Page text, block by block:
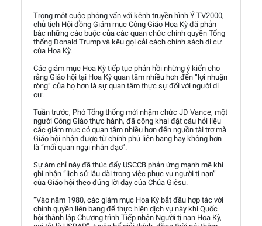
Trong một cuộc phỏng vấn với kênh truyền hình Ý TV2000,
chủ tịch Hội đồng Giám mục Công Giáo Hoa Kỳ đã phản
bác những cáo buộc của các quan chức chính quyền Tổng
thống Donald Trump và kêu gọi cải cách chính sách di cư
của Hoa Kỳ.
Các giám mục Hoa Kỳ tiếp tục phản hồi những ý kiến cho
rằng Giáo hội tại Hoa Kỳ quan tâm nhiều hơn đến “lợi nhuận
ròng” của họ hơn là sự quan tâm thực sự đối với người di
cư.
Tuần trước, Phó Tổng thống mới nhậm chức JD Vance, một
người Công Giáo thực hành, đã công khai đặt câu hỏi liệu
các giám mục có quan tâm nhiều hơn đến nguồn tài trợ mà
Giáo hội nhận được từ chính phủ liên bang hay không hơn
là “mối quan ngại nhân đạo”.
Sự ám chỉ này đã thúc đẩy USCCB phản ứng mạnh mẽ khi
ghi nhận “lịch sử lâu dài trong việc phục vụ người tị nạn”
của Giáo hội theo đúng lời dạy của Chúa Giêsu.
“Vào năm 1980, các giám mục Hoa Kỳ bắt đầu hợp tác với
chính quyền liên bang để thực hiện dịch vụ này khi Quốc
hội thành lập Chương trình Tiếp nhận Người tị nạn Hoa Kỳ,